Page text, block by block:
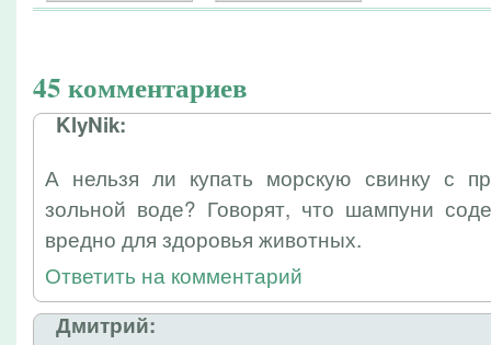
45 комментариев
KlyNik:
А нельзя ли купать морскую свинку с
зольной воде? Говорят, что шампуни
вредно для здоровья животных.
Ответить на комментарий
Дмитрий: